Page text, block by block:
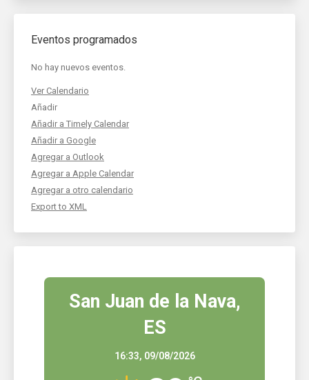
Eventos programados
No hay nuevos eventos.
Ver Calendario
Añadir
Añadir a Timely Calendar
Añadir a Google
Agregar a Outlook
Agregar a Apple Calendar
Agregar a otro calendario
Export to XML
San Juan de la Nava,
ES
16:33, 09/08/2026